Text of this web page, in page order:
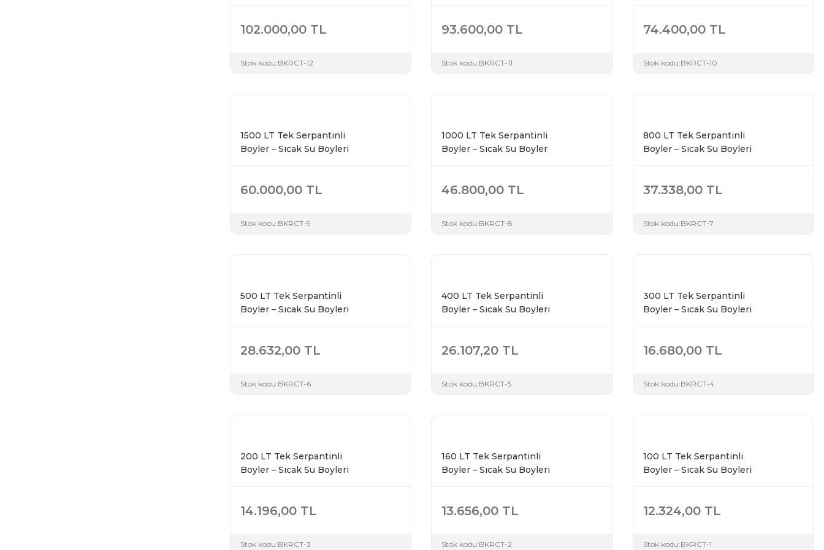
102.000,00 TL
Stok kodu:BKRCT-12
93.600,00 TL
Stok kodu:BKRCT-11
74.400,00 TL
Stok kodu:BKRCT-10
1500 LT Tek Serpantinli
Boyler – Sıcak Su Boyleri
60.000,00 TL
Stok kodu:BKRCT-9
1000 LT Tek Serpantinli
Boyler – Sıcak Su Boyler
46.800,00 TL
Stok kodu:BKRCT-8
800 LT Tek Serpantinli
Boyler – Sıcak Su Boyleri
37.338,00 TL
Stok kodu:BKRCT-7
500 LT Tek Serpantinli
Boyler – Sıcak Su Boyleri
28.632,00 TL
Stok kodu:BKRCT-6
400 LT Tek Serpantinli
Boyler – Sıcak Su Boyleri
26.107,20 TL
Stok kodu:BKRCT-5
300 LT Tek Serpantinli
Boyler – Sıcak Su Boyleri
16.680,00 TL
Stok kodu:BKRCT-4
200 LT Tek Serpantinli
Boyler – Sıcak Su Boyleri
14.196,00 TL
Stok kodu:BKRCT-3
160 LT Tek Serpantinli
Boyler – Sıcak Su Boyleri
13.656,00 TL
Stok kodu:BKRCT-2
100 LT Tek Serpantinli
Boyler – Sıcak Su Boyleri
12.324,00 TL
Stok kodu:BKRCT-1